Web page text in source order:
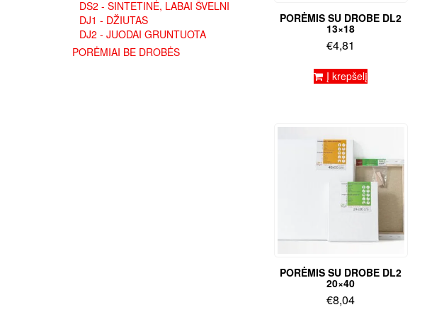
DS2 - SINTETINĖ, LABAI ŠVELNI
DJ1 - DŽIUTAS
DJ2 - JUODAI GRUNTUOTA
PORĖMIAI BE DROBĖS
PORĖMIS SU DROBE DL2
13×18
€4,81
Į krepšelį
PORĖMIS SU DROBE DL2
20×40
€8,04